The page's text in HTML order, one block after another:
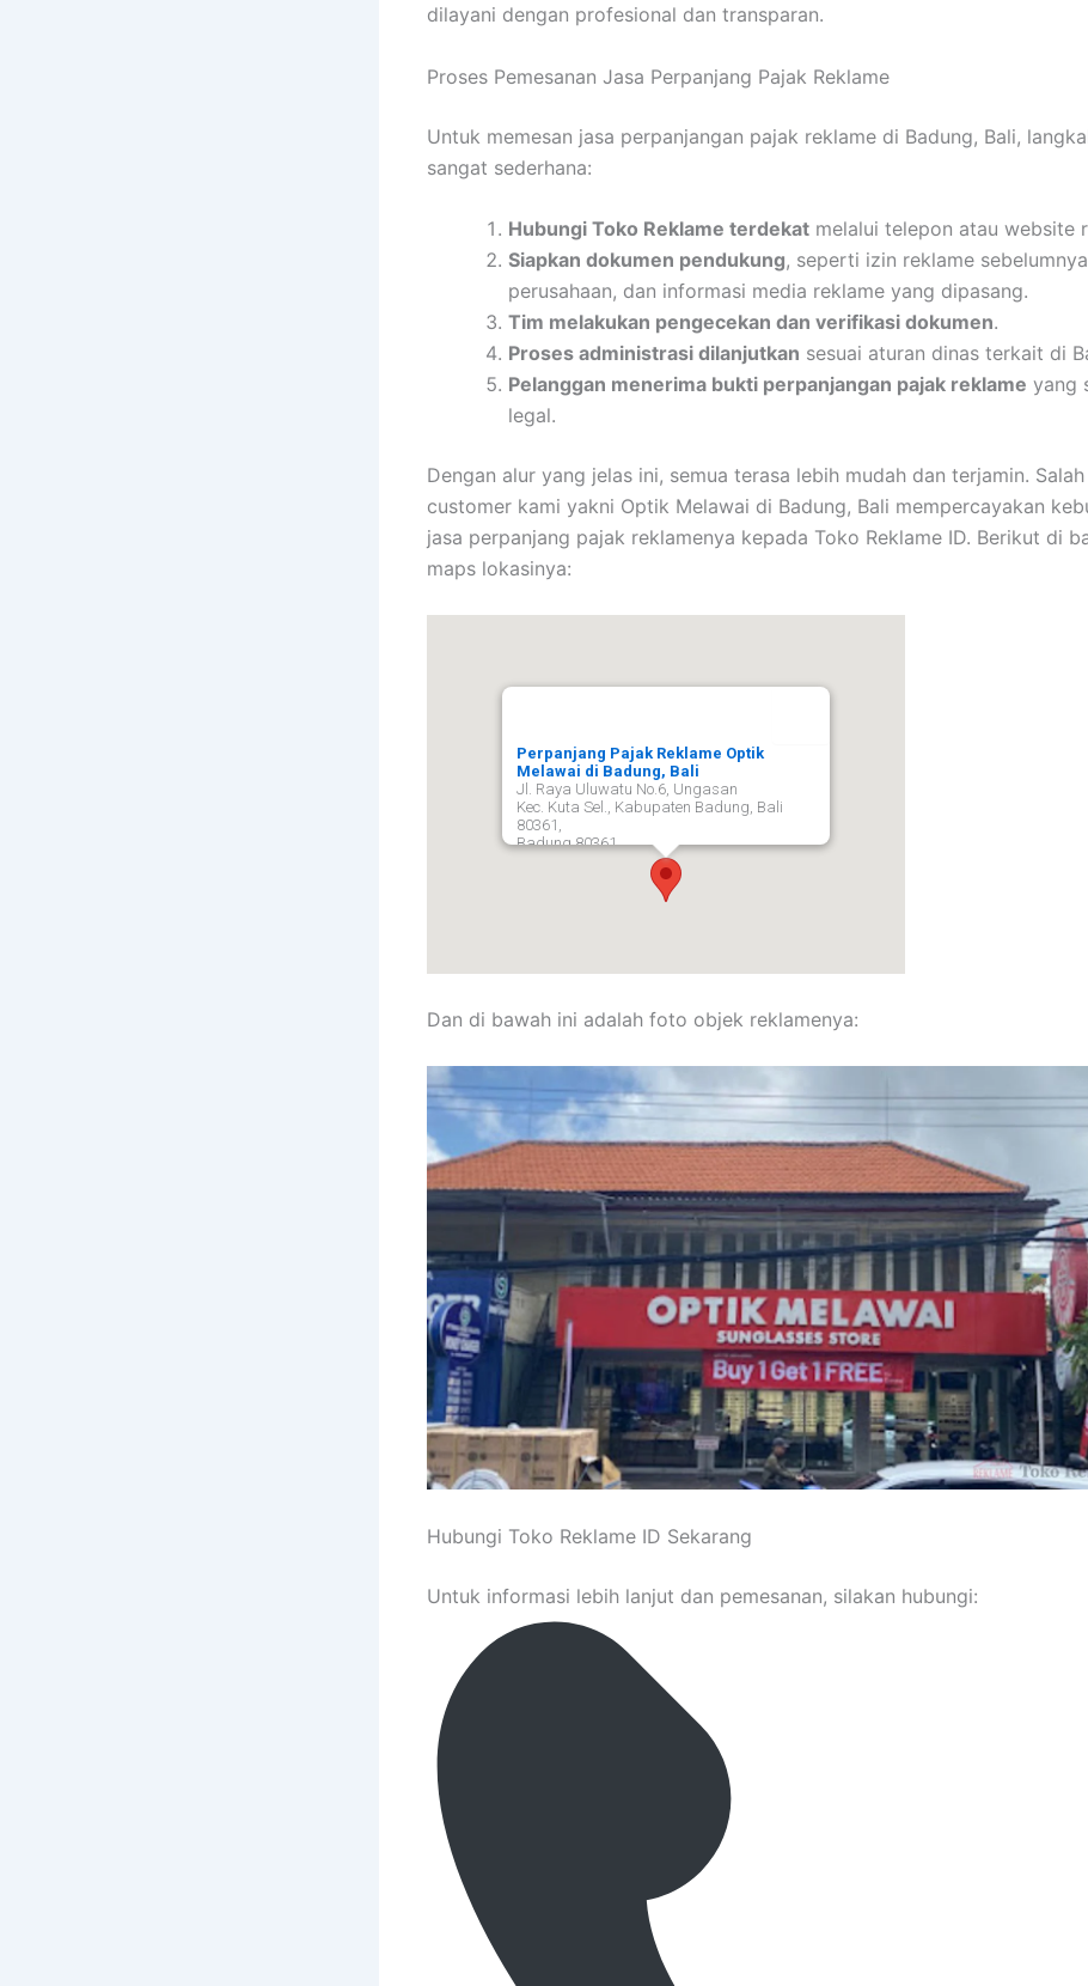
dilayani dengan profesional dan transparan.
Proses Pemesanan Jasa Perpanjang Pajak Reklame
Untuk memesan jasa perpanjangan pajak reklame di Badung, Bali,
sangat sederhana:
Hubungi Toko Reklame terdekat melalui telepon atau website
Siapkan dokumen pendukung, seperti izin reklame
perusahaan, dan informasi media reklame yang dipasang.
Tim melakukan pengecekan dan verifikasi dokumen.
Proses administrasi dilanjutkan sesuai aturan dinas terkait di
Pelanggan menerima bukti perpanjangan pajak reklame yang
legal.
Dengan alur yang jelas ini, semua terasa lebih mudah dan terjamin.
customer kami yakni Optik Melawai di Badung, Bali mempercayakan
jasa perpanjang pajak reklamenya kepada Toko Reklame ID. Berikut di
maps lokasinya:
Perpanjang Pajak Reklame Optik
Melawai di Badung, Bali
Jl. Raya Uluwatu No.6, Ungasan
Kec. Kuta Sel., Kabupaten Badung, Bali
80361,
Badung 80361
Dan di bawah ini adalah foto objek reklamenya:
Hubungi Toko Reklame ID Sekarang
Untuk informasi lebih lanjut dan pemesanan, silakan hubungi: